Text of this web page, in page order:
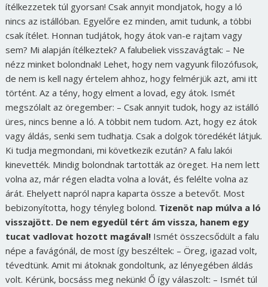
ítélkezzetek túl gyorsan! Csak annyit mondjatok, hogy a ló
nincs az istállóban. Egyelőre ez minden, amit tudunk, a többi
csak ítélet. Honnan tudjátok, hogy átok van-e rajtam vagy
sem? Mi alapján ítélkeztek? A falubeliek visszavágtak: – Ne
nézz minket bolondnak! Lehet, hogy nem vagyunk filozófusok,
de nem is kell nagy értelem ahhoz, hogy felmérjük azt, ami itt
történt. Az a tény, hogy elment a lovad, egy átok. Ismét
megszólalt az öregember: – Csak annyit tudok, hogy az istálló
üres, nincs benne a ló. A többit nem tudom. Azt, hogy ez átok
vagy áldás, senki sem tudhatja. Csak a dolgok töredékét látjuk.
Ki tudja megmondani, mi következik ezután? A falu lakói
kinevették. Mindig bolondnak tartották az öreget. Ha nem lett
volna az, már régen eladta volna a lovát, és felélte volna az
árát. Ehelyett napról napra kaparta össze a betevőt. Most
bebizonyította, hogy tényleg bolond. Tizenöt nap múlva a ló
visszajött. De nem egyedül tért ám vissza, hanem egy
tucat vadlovat hozott magával! Ismét összecsődült a falu
népe a favágónál, de most így beszéltek: – Öreg, igazad volt,
tévedtünk. Amit mi átoknak gondoltunk, az lényegében áldás
volt. Kérünk, bocsáss meg nekünk! Ő így válaszolt: – Ismét túl